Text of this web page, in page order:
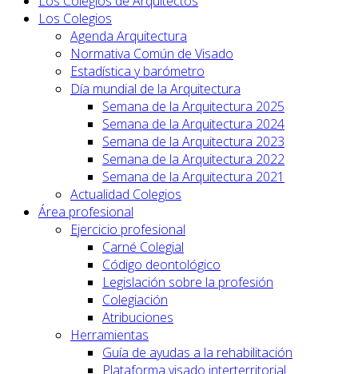
Los Colegios
Agenda Arquitectura
Normativa Común de Visado
Estadística y barómetro
Día mundial de la Arquitectura
Semana de la Arquitectura 2025
Semana de la Arquitectura 2024
Semana de la Arquitectura 2023
Semana de la Arquitectura 2022
Semana de la Arquitectura 2021
Actualidad Colegios
Área profesional
Ejercicio profesional
Carné Colegial
Código deontológico
Legislación sobre la profesión
Colegiación
Atribuciones
Herramientas
Guía de ayudas a la rehabilitación
Plataforma visado interterritorial